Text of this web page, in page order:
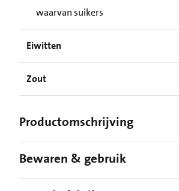
waarvan suikers
Eiwitten
Zout
Productomschrijving
Bewaren & gebruik